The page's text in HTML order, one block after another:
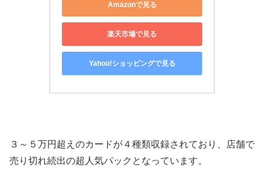
Amazonで見る
楽天市場で見る
Yahoo!ショッピングで見る
３～５万円超えのカードが４種類収録されており、店舗で
売り切れ続出の超人気パックとなっています。